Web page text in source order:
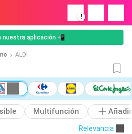
!
nuestra aplicación 📲
ALDI
Multifunción
Añadir
Relevancia